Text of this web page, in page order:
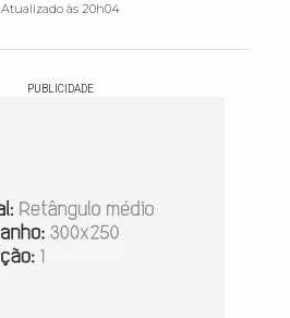
Atualizado às 20h04
PUBLICIDADE